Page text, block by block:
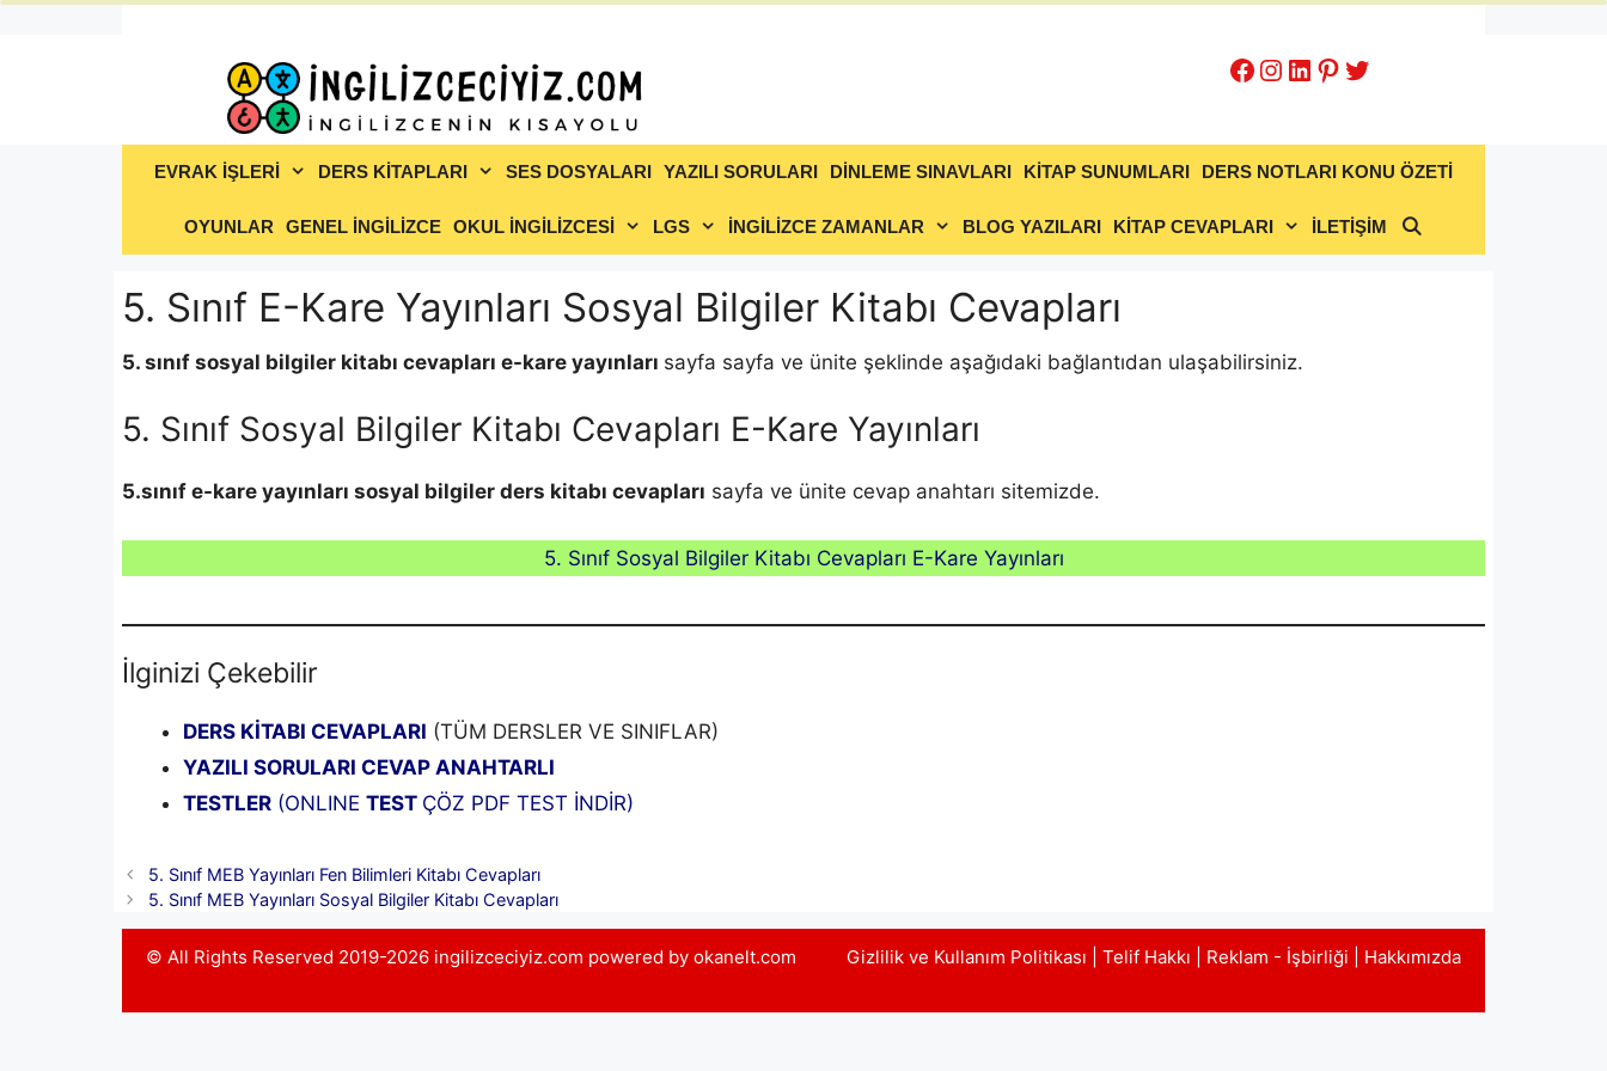
Facebook
Instagram
LinkedIn
Pinterest
Twitter
EVRAK İŞLERİ DERS KİTAPLARI SES DOSYALARI YAZILI SORULARI DİNLEME SINAVLARI KİTAP SUNUMLARI DERS NOTLARI KONU ÖZETİ
OYUNLAR GENEL İNGİLİZCE OKUL İNGİLİZCESİ LGS İNGİLİZCE ZAMANLAR BLOG YAZILARI KİTAP CEVAPLARI İLETİŞİM
5. Sınıf E-Kare Yayınları Sosyal Bilgiler Kitabı Cevapları
5. sınıf sosyal bilgiler kitabı cevapları e-kare yayınları sayfa sayfa ve ünite şeklinde aşağıdaki bağlantıdan ulaşabilirsiniz.
5. Sınıf Sosyal Bilgiler Kitabı Cevapları E-Kare Yayınları
5.sınıf e-kare yayınları sosyal bilgiler ders kitabı cevapları sayfa ve ünite cevap anahtarı sitemizde.
5. Sınıf Sosyal Bilgiler Kitabı Cevapları E-Kare Yayınları
İlginizi Çekebilir
DERS KİTABI CEVAPLARI (TÜM DERSLER VE SINIFLAR)
YAZILI SORULARI CEVAP ANAHTARLI
TESTLER (ONLINE TEST ÇÖZ PDF TEST İNDİR)
5. Sınıf MEB Yayınları Fen Bilimleri Kitabı Cevapları
5. Sınıf MEB Yayınları Sosyal Bilgiler Kitabı Cevapları
Gizlilik ve Kullanım Politikası Telif Hakkı Reklam - İşbirliği Hakkımızda
© All Rights Reserved 2019-2026 ingilizceciyiz.com powered by okanelt.com